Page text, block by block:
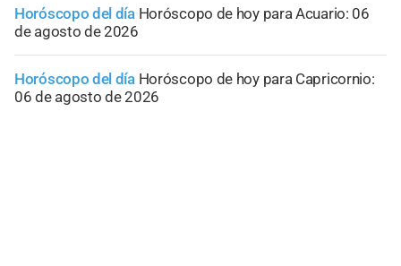
Horóscopo del día Horóscopo de hoy para Acuario: 06
de agosto de 2026
Horóscopo del día Horóscopo de hoy para Capricornio:
06 de agosto de 2026